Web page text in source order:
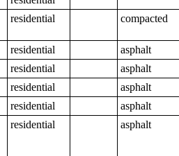
residential compacted
residential
asphalt
residential
asphalt
residential
asphalt
residential
asphalt
residential asphalt